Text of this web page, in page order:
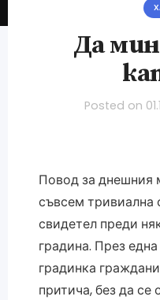
Да
Posted on
Повод за днешния
съвсем тривиална
свидетел преди
градина. През
градинка
притича, без да се